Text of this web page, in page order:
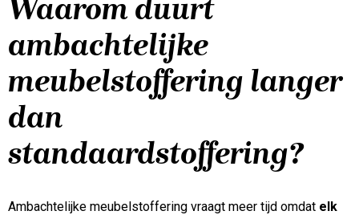
Waarom duurt
ambachtelijke
meubelstoffering langer
dan
standaardstoffering?
Ambachtelijke meubelstoffering vraagt meer tijd omdat elk